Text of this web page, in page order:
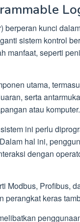
berperan kunci
sistem kontrol
manfaat, seperti
utama,
serta
atau komputer.
ini perlu
hal ini,
dengan
Modbus, Profibus,
perangkat keras